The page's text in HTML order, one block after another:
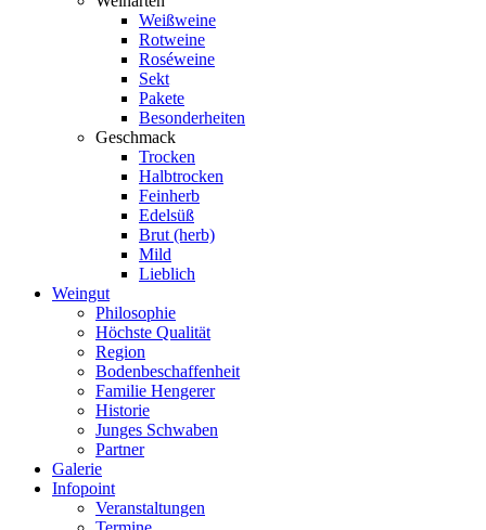
Weißweine
Rotweine
Roséweine
Sekt
Pakete
Besonderheiten
Geschmack
Trocken
Halbtrocken
Feinherb
Edelsüß
Brut (herb)
Mild
Lieblich
Weingut
Philosophie
Höchste Qualität
Region
Bodenbeschaffenheit
Familie Hengerer
Historie
Junges Schwaben
Partner
Galerie
Infopoint
Veranstaltungen